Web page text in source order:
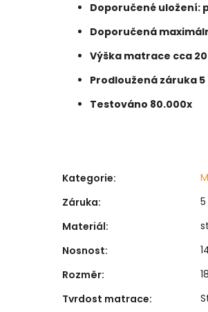
Doporučené uložení:
Doporučená
Výška matrace cca
Prodloužená záruka
Testováno 80.000x
Kategorie:
Záruka:
Materiál:
Nosnost:
Rozměr:
Tvrdost matrace: